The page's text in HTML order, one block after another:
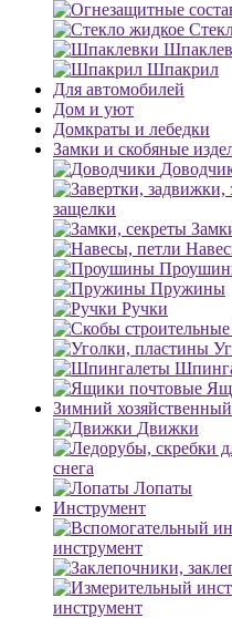
Шпакрил
Для автомобилей
Дом и уют
Домкраты и лебедки
Замки и скобяные
защелки
Пружины
Ручки
Зимний
Движки
снега
Лопаты
Инструмент
инструмент
инструмент